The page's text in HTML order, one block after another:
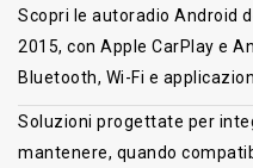
Scopri le autoradio Android
2015, con Apple CarPlay e
Bluetooth, Wi-Fi e
Soluzioni progettate per
mantenere, quando